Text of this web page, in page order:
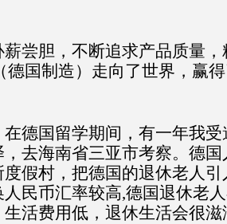
尝胆，不断追求产品质量，
德国制造）走向了世界，赢
德国留学期间，有一年我
去海南省三亚市考察。德
假村，把德国的退休老人
民币汇率较高,德国退休老
活费用低，退休生活会很滋